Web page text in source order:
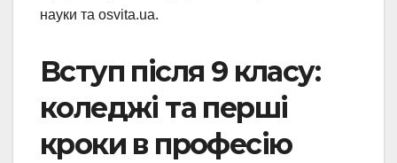
науки та osvita.ua.
Вступ після 9 класу:
коледжі та перші
кроки в професію